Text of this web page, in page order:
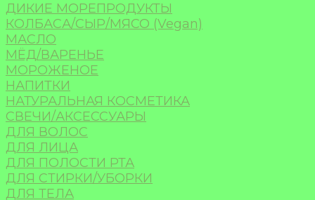
ДИКИЕ МОРЕПРОДУКТЫ
КОЛБАСА/СЫР/МЯСО (Vegan)
МАСЛО
МЁД/ВАРЕНЬЕ
МОРОЖЕНОЕ
НАПИТКИ
НАТУРАЛЬНАЯ КОСМЕТИКА
СВЕЧИ/АКСЕССУАРЫ
ДЛЯ ВОЛОС
ДЛЯ ЛИЦА
ДЛЯ ПОЛОСТИ РТА
ДЛЯ СТИРКИ/УБОРКИ
ДЛЯ ТЕЛА